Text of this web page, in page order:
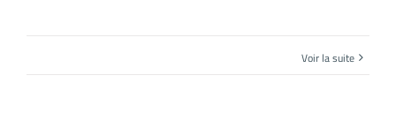
Voir la suite